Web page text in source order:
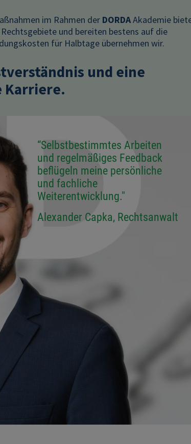
im Rahmen der DORDAAkademie
und bereiten bestens auf die
für Halbtage übernehmen wir.
und eine
Karriere.
“Selbstbestimmtes Arbeiten
und regelmäßiges Feedback
beflügeln meine persönliche
und fachliche
Weiterentwicklung."
Alexander Capka, Rechtsanwalt